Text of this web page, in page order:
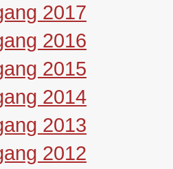
2017
2016
2015
2014
2013
2012